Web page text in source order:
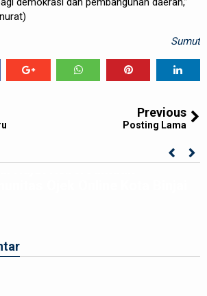
Sumut
Previous
Posting Lama
Rajut Kebersamaan
Ojek Online Kota Binjai